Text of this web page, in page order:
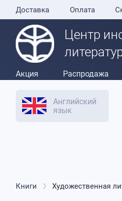
Доставка Оплата
Центр
Акция Распродажа
Английский
язык
Книги Художественная